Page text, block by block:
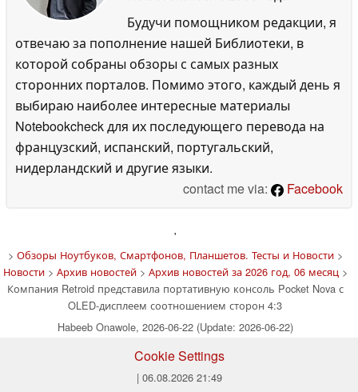
Будучи помощником редакции, я
отвечаю за пополнение нашей Библиотеки, в
которой собраны обзоры с самых разных
сторонних порталов. Помимо этого, каждый день я
выбираю наиболее интересные материалы
Notebookcheck для их последующего перевода на
французский, испанский, португальский,
нидерландский и другие языки.
contact me via:
Facebook
'
> Обзоры Ноутбуков, Смартфонов, Планшетов. Тесты и Новости>
Новости> Архив новостей> Архив новостей за 2026 год, 06 месяц>
Компания Retroid представила портативную консоль Pocket Nova с
OLED-дисплеем соотношением сторон 4:3
Habeeb Onawole, 2026-06-22 (Update: 2026-06-22)
Cookie Settings
| 06.08.2026 21:49